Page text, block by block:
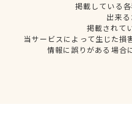
掲載している
出来
掲載されて
当サービスによって生じた
情報に誤りがある場合